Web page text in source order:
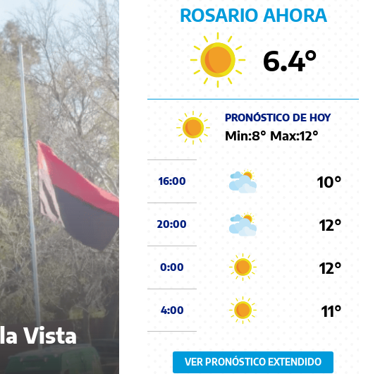
Vista
ROSARIO AHORA
6.4°
PRONÓSTICO DE HOY
Min:8° Max:12°
16:00 10°
20:00 12°
0:00 12°
4:00 11°
VER PRONÓSTICO EXTENDIDO